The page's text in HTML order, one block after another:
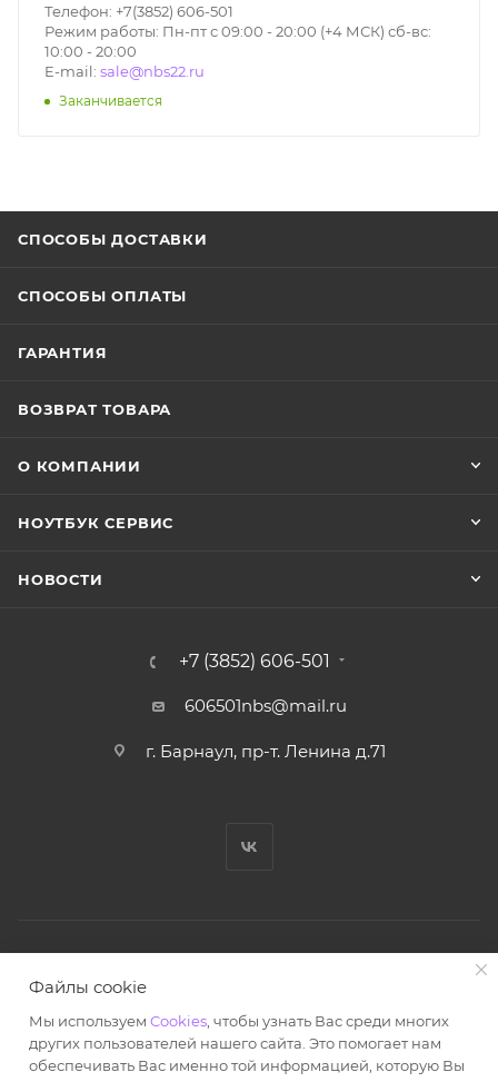
Телефон: +7(3852) 606-501
Режим работы: Пн-пт с 09:00 - 20:00 (+4 МСК) сб-вс:
10:00 - 20:00
E-mail: sale@nbs22.ru
Заканчивается
СПОСОБЫ ДОСТАВКИ
СПОСОБЫ ОПЛАТЫ
ГАРАНТИЯ
ВОЗВРАТ ТОВАРА
О КОМПАНИИ
НОУТБУК СЕРВИС
НОВОСТИ
+7 (3852) 606-501
606501nbs@mail.ru
г. Барнаул, пр-т. Ленина д.71
Все права защищены.
Powered by: WebdEvILoper
Файлы cookie
Мы используем Cookies , чтобы узнать Вас среди многих
других пользователей нашего сайта. Это помогает нам
обеспечивать Вас именно той информацией, которую Вы